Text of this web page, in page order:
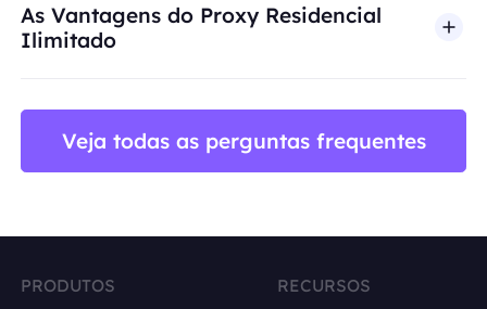
As Vantagens do Proxy Residencial
Ilimitado
Veja todas as perguntas frequentes
PRODUTOS
RECURSOS